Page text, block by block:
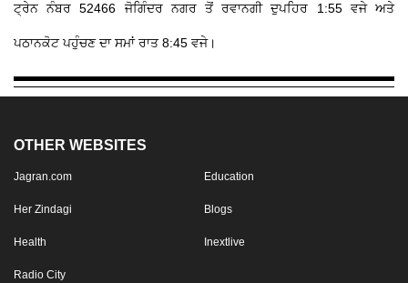
ਟ੍ਰੇਨ ਨੰਬਰ 52466 ਜੋਗਿੰਦਰ ਨਗਰ ਤੋਂ ਰਵਾਨਗੀ ਦੁਪਹਿਰ 1:55 ਵਜੇ ਅਤੇ
ਪਠਾਨਕੋਟ ਪਹੁੰਚਣ ਦਾ ਸਮਾਂ ਰਾਤ 8:45 ਵਜੇ।
OTHER WEBSITES
Jagran.com Education
Her Zindagi Blogs
Health Inextlive
Radio City